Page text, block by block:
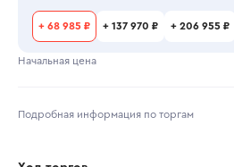
+ 68 985 ₽ + 137 970 ₽ + 206 955 ₽
Начальная цена
Подробная информация по торгам